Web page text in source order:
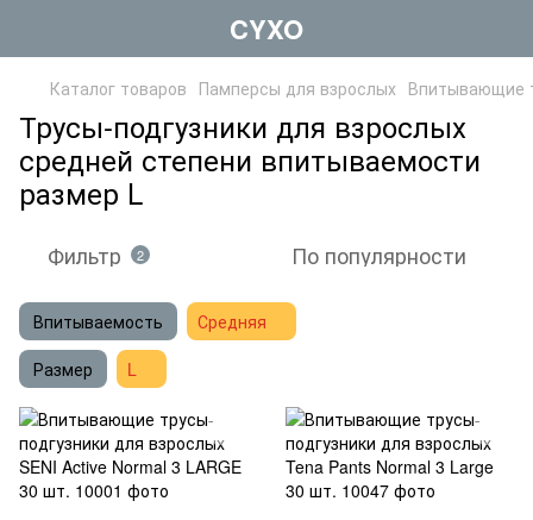
CYXO
Каталог товаров Памперсы для взрослых Впитывающие
Трусы-подгузники для взрослых
средней степени впитываемости
размер L
Фильтр 2 По популярности
Впитываемость
Средняя
Размер
L